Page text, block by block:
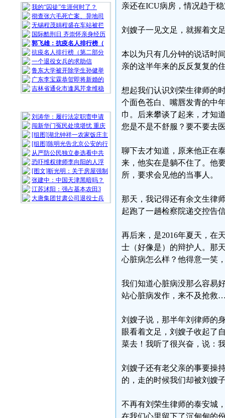
我的“囚徒”生涯何时了？
彻查张六毛死亡案、异地司
无锡程茂娟程盛在车站被拦
国际酷刑日 齐崇怀亲身经历
郭飞雄：抗疫名人排行榜（
抗疫名人排行榜（第二部分
一个退役女兵的求助信
鲁东大学被开除学生孙健举
广东李宝霖恭贺即将新婚的
吉林省通化市逢凤芹拿维稳
刘涛华：履行法定职责申请
闯新华门冤民处境堪忧 重庆
[组图]湖北钟祥一农家饭庄主
[组图]陈明光告北京公安的行
从严防公民独立参选看中共
恐吓维权律师李向阳的人浮
[图文]靳光明：关于房屋强制
张建中：中国天津黑暗吗？
江苏沭阳：强占基本农田3
大唐集团甘肃公司退役士兵
亲还在ICU病房，情况趋于
刘嫂子一见文足，就握着文
本以为只有几分钟的说话时
亲的这半年来的反反复复的
想起我们认识刘荣生律师的
个面色苍白、嘴唇发青的中
巾。后来攀谈了起来，才知
您是不是不舒服？要不要去
聊下去才知道，原来他正在
来，他实在是躺不住了。他
所，要求会见他的当事人。
那天，我记得还有余文生律
起跑了一趟检察院递交控告
再后来，是2016年夏天，在
士（好像是）的辩护人。那
心脏病怎么样？他得意一笑
我们知道心脏病没那么容易
站心脏病发作，来不及抢
刘嫂子说，那半年刘律师的
眼看着文足，刘嫂子收起了
菜去！我听了很兴奋，说：
刘嫂子还有老父亲的事要操
的，走的时候我们却被刘嫂
不再有刘荣生律师的泰安城
在我们心里留下了沉甸甸的